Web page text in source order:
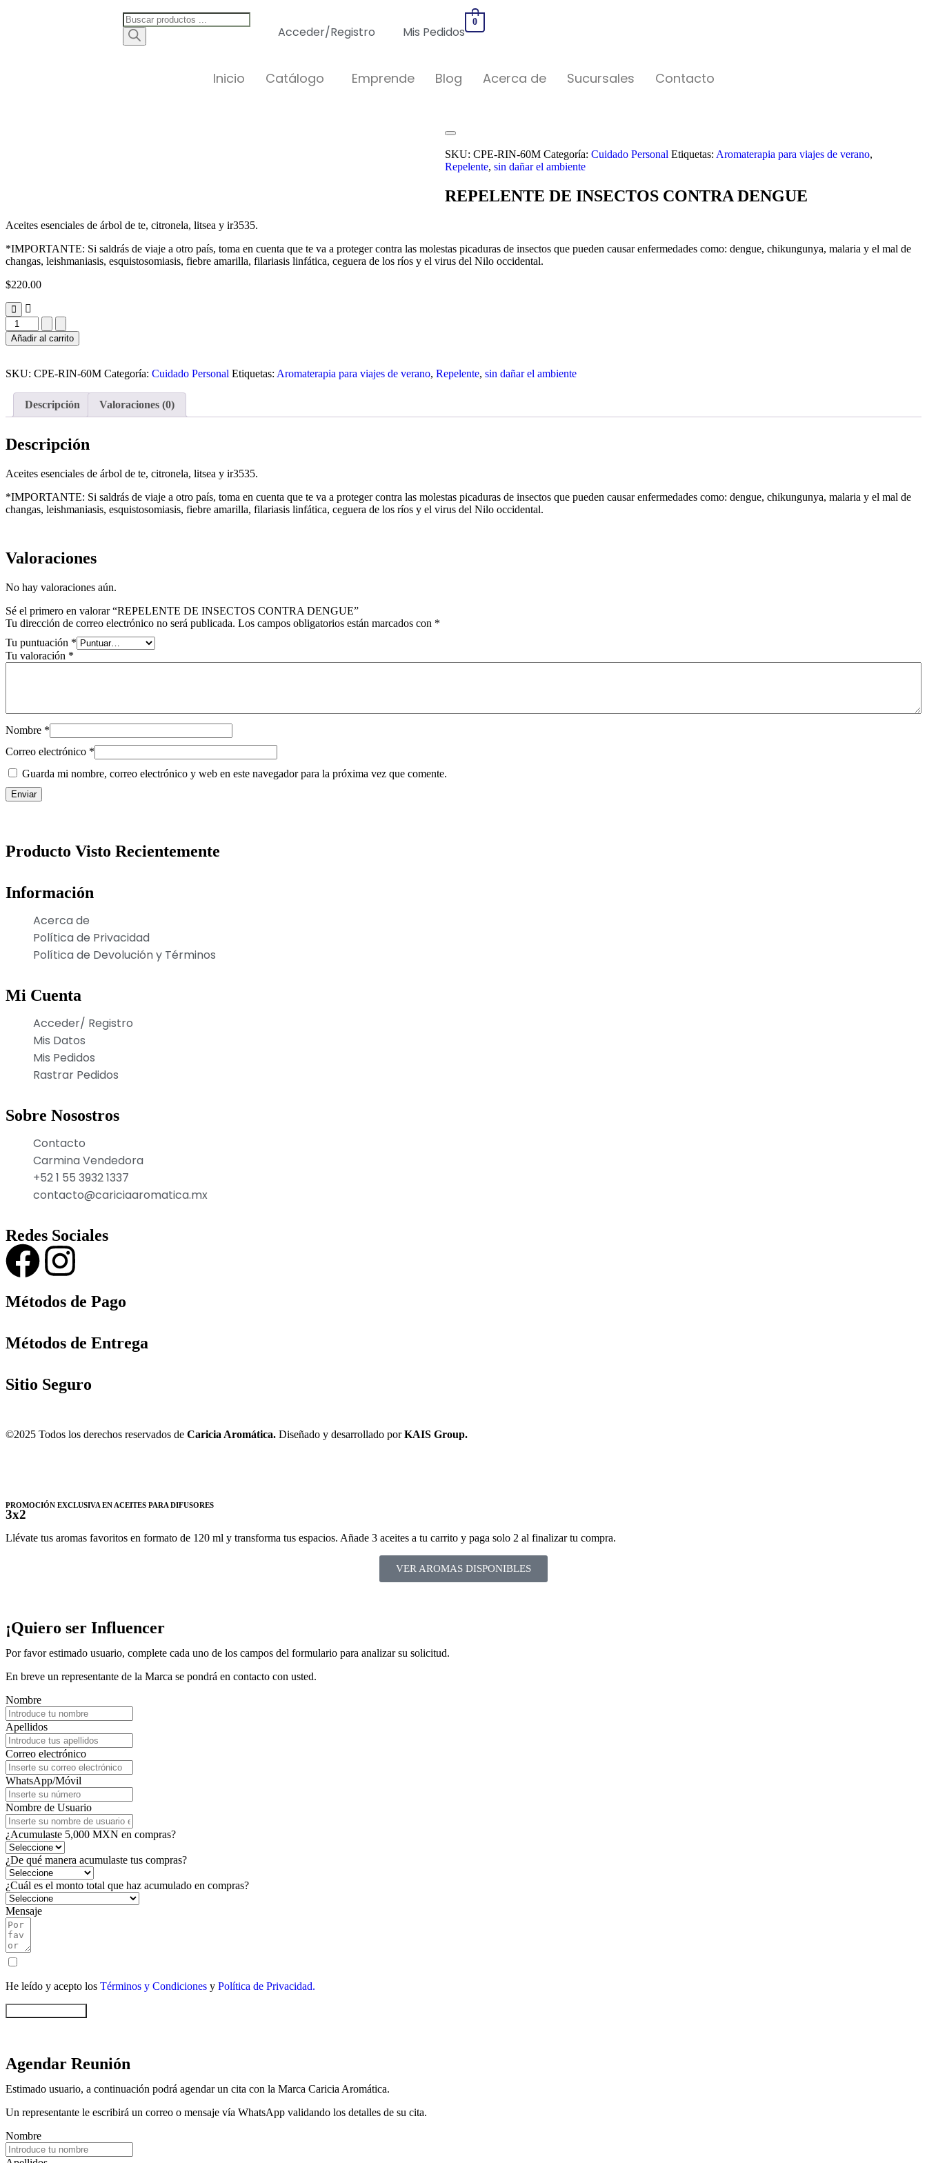
Acceder/Registro Mis Pedidos
0
Inicio Catálogo Emprende Blog Acerca de Sucursales Contacto
SKU:CPE-RIN-60M Categoría:Cuidado Personal Etiquetas: Aromaterapia para viajes de verano,
Repelente,sin dañar el ambiente
REPELENTE DE INSECTOS CONTRA DENGUE
Aceites esenciales de árbol de te, citronela, litsea y ir3535.
*IMPORTANTE: Si saldrás de viaje a otro país, toma en cuenta que te va a proteger contra las molestas picaduras de insectos que pueden causar enfermedades como: dengue, chikungunya, malaria y el mal de
changas, leishmaniasis, esquistosomiasis, fiebre amarilla, filariasis linfática, ceguera de los ríos y el virus del Nilo occidental.
$220.00
Añadir al carrito
SKU: CPE-RIN-60M Categoría: Cuidado Personal Etiquetas: Aromaterapia para viajes de verano, Repelente, sin dañar el ambiente
Descripción Valoraciones (0)
Descripción
Aceites esenciales de árbol de te, citronela, litsea y ir3535.
*IMPORTANTE: Si saldrás de viaje a otro país, toma en cuenta que te va a proteger contra las molestas picaduras de insectos que pueden causar enfermedades como: dengue, chikungunya, malaria y el mal de
changas, leishmaniasis, esquistosomiasis, fiebre amarilla, filariasis linfática, ceguera de los ríos y el virus del Nilo occidental.
Valoraciones
No hay valoraciones aún.
Sé el primero en valorar “REPELENTE DE INSECTOS CONTRA DENGUE”
Tu dirección de correo electrónico no será publicada. Los campos obligatorios están marcados con *
Tu puntuación *
Tu valoración *
Nombre *
Correo electrónico *
Guarda mi nombre, correo electrónico y web en este navegador para la próxima vez que comente.
Producto Visto Recientemente
Información
Acerca de
Política de Privacidad
Política de Devolución y Términos
Mi Cuenta
Acceder/ Registro
Mis Datos
Mis Pedidos
Rastrar Pedidos
Sobre Nosostros
Contacto
Carmina Vendedora
+52 1 55 3932 1337
contacto@cariciaaromatica.mx
Redes Sociales
Métodos de Pago
Métodos de Entrega
Sitio Seguro
©2025 Todos los derechos reservados de Caricia Aromática. Diseñado y desarrollado porKAIS Group.
PROMOCIÓN EXCLUSIVA EN ACEITES PARA DIFUSORES
3x2
Llévate tus aromas favoritos en formato de 120 ml y transforma tus espacios. Añade 3 aceites a tu carrito y paga solo 2 al finalizar tu compra.
VER AROMAS DISPONIBLES
¡Quiero ser Influencer
Por favor estimado usuario, complete cada uno de los campos del formulario para analizar su solicitud.
En breve un representante de la Marca se pondrá en contacto con usted.
Nombre
Apellidos
Correo electrónico
WhatsApp/Móvil
Nombre de Usuario
¿Acumulaste 5,000 MXN en compras?
¿De qué manera acumulaste tus compras?
¿Cuál es el monto total que haz acumulado en compras?
Mensaje
He leído y acepto los Términos y Condiciones y Política de Privacidad.
Agendar Reunión
Estimado usuario, a continuación podrá agendar un cita con la Marca Caricia Aromática.
Un representante le escribirá un correo o mensaje vía WhatsApp validando los detalles de su cita.
Nombre